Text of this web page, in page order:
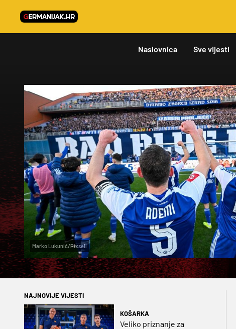
Naslovnica Sve vijesti
Marko Lukunić/Pixsell
NAJNOVIJE VIJESTI
KOŠARKA
Veliko priznanje za